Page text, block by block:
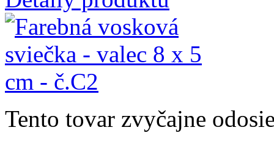
Tento tovar zvyčajne